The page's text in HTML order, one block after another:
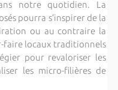
notre quotidien. La
pourra s’inspirer de la
ou au contraire la
faire locaux traditionnels
pour revaloriser les
les micro-filières de